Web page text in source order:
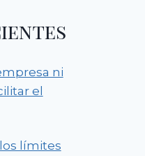
ni
el
límites